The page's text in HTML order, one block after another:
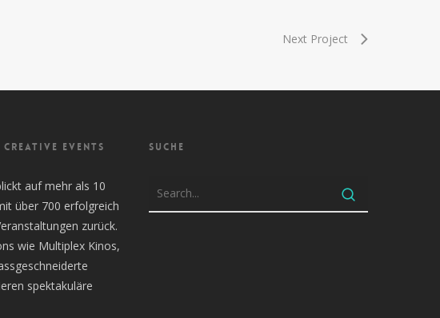
Next Project
EVENTS
auf mehr als 10
über 700 erfolgreich
zurück.
wie Multiplex Kinos,
spektakuläre
SUCHE